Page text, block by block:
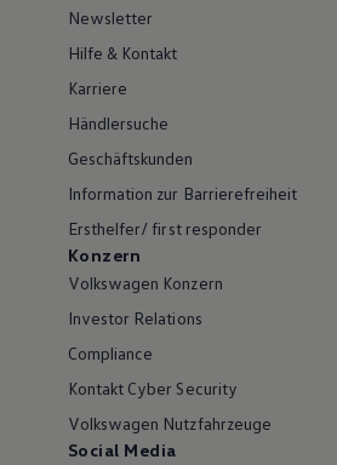
Newsletter
Hilfe & Kontakt
Karriere
Händlersuche
Geschäftskunden
Information zur Barrierefreiheit
Ersthelfer/ first responder
Konzern
Volkswagen Konzern
Investor Relations
Compliance
Kontakt Cyber Security
Volkswagen Nutzfahrzeuge
Social Media